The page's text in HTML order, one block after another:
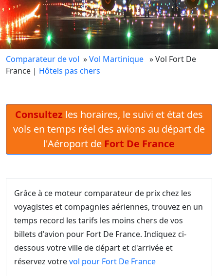
Comparateur de vol »Vol Martinique » Vol Fort De
France | Hôtels pas chers
Consultez les horaires, le suivi et état des
vols en temps réel des avions au départ de
l'Aéroport de Fort De France
Grâce à ce moteur comparateur de prix chez les
voyagistes et compagnies aériennes, trouvez en un
temps record les tarifs les moins chers de vos
billets d'avion pour Fort De France. Indiquez ci-
dessous votre ville de départ et d'arrivée et
réservez votrevol pour Fort De France